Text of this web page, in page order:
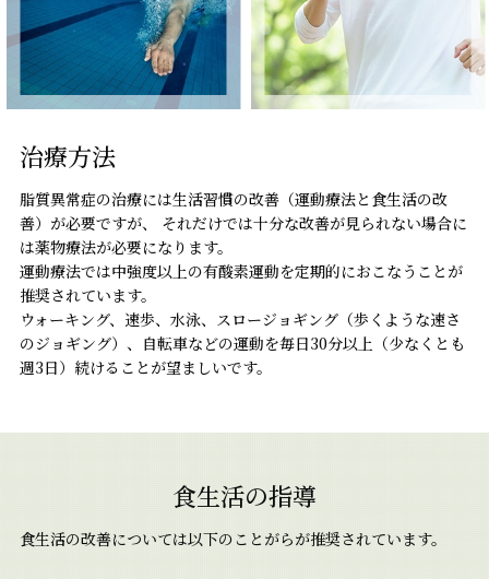
治療方法
脂質異常症の治療には生活習慣の改善（運動療法と食生活の改
善）が必要ですが、 それだけでは十分な改善が見られない場合に
は薬物療法が必要になります。
運動療法では中強度以上の有酸素運動を定期的におこなうことが
推奨されています。
ウォーキング、速歩、水泳、スロージョギング（歩くような速さ
のジョギング）、自転車などの運動を毎日30分以上（少なくとも
週3日）続けることが望ましいです。
食生活の指導
食生活の改善については以下のことがらが推奨されています。